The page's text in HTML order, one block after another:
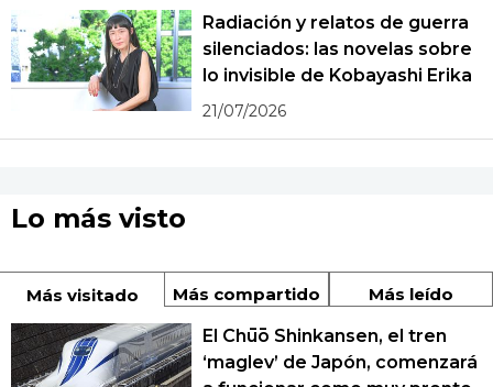
Radiación y relatos de guerra
silenciados: las novelas sobre
lo invisible de Kobayashi Erika
21/07/2026
Lo más visto
Más visitado Más compartido Más leído
El Chūō Shinkansen, el tren
‘maglev’ de Japón, comenzará